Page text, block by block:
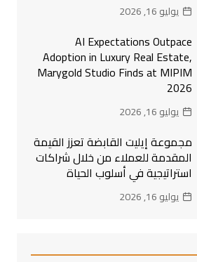
يوليو 16, 2026
AI Expectations Outpace
Adoption in Luxury Real Estate,
Marygold Studio Finds at MIPIM
2026
يوليو 16, 2026
مجموعة إيليت القابضة تعزز القيمة
المقدمة للعملاء من خلال شراكات
استراتيجية في أسلوب الحياة
يوليو 16, 2026